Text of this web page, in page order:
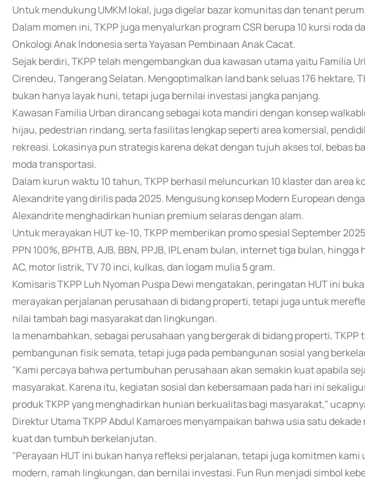
Untuk mendukung UMKM lokal, juga digelar bazar komunitas dan tenant
Dalam momen ini, TKPP juga menyalurkan program CSR berupa 10 kursi roda
Onkologi Anak Indonesia serta Yayasan Pembinaan Anak Cacat.
Sejak berdiri, TKPP telah mengembangkan dua kawasan utama yaitu Familia
Cirendeu, Tangerang Selatan. Mengoptimalkan land bank seluas 176 hektare,
bukan hanya layak huni, tetapi juga bernilai investasi jangka panjang.
Kawasan Familia Urban dirancang sebagai kota mandiri dengan konsep
hijau, pedestrian rindang, serta fasilitas lengkap seperti area komersial,
rekreasi. Lokasinya pun strategis karena dekat dengan tujuh akses tol, bebas
moda transportasi.
Dalam kurun waktu 10 tahun, TKPP berhasil meluncurkan 10 klaster dan area
Alexandrite yang dirilis pada 2025. Mengusung konsep Modern European
Alexandrite menghadirkan hunian premium selaras dengan alam.
Untuk merayakan HUT ke-10, TKPP memberikan promo spesial September
PPN 100%, BPHTB, AJB, BBN, PPJB, IPL enam bulan, internet tiga bulan,
AC, motor listrik, TV 70 inci, kulkas, dan logam mulia 5 gram.
Komisaris TKPP Luh Nyoman Puspa Dewi mengatakan, peringatan HUT ini
merayakan perjalanan perusahaan di bidang properti, tetapi juga untuk
nilai tambah bagi masyarakat dan lingkungan.
Ia menambahkan, sebagai perusahaan yang bergerak di bidang properti, TKPP
pembangunan fisik semata, tetapi juga pada pembangunan sosial yang
"Kami percaya bahwa pertumbuhan perusahaan akan semakin kuat apabila
masyarakat. Karena itu, kegiatan sosial dan kebersamaan pada hari ini
produk TKPP yang menghadirkan hunian berkualitas bagi masyarakat,"
Direktur Utama TKPP Abdul Kamaroes menyampaikan bahwa usia satu
kuat dan tumbuh berkelanjutan.
"Perayaan HUT ini bukan hanya refleksi perjalanan, tetapi juga komitmen
modern, ramah lingkungan, dan bernilai investasi. Fun Run menjadi simbol